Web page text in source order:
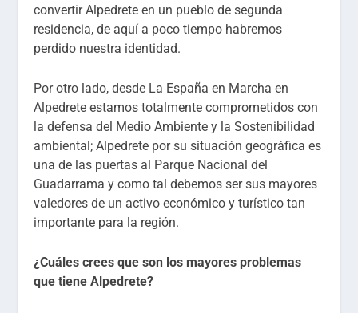
convertir Alpedrete en un pueblo de segunda
residencia, de aquí a poco tiempo habremos
perdido nuestra identidad.
Por otro lado, desde La España en Marcha en
Alpedrete estamos totalmente comprometidos con
la defensa del Medio Ambiente y la Sostenibilidad
ambiental; Alpedrete por su situación geográfica es
una de las puertas al Parque Nacional del
Guadarrama y como tal debemos ser sus mayores
valedores de un activo económico y turístico tan
importante para la región.
¿Cuáles crees que son los mayores problemas
que tiene Alpedrete?